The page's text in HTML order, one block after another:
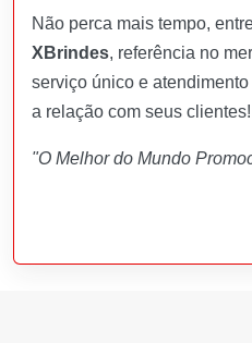
Não perca mais tempo,
XBrindes, referência no
serviço único e
a relação com seus clientes!
"O Melhor do Mundo